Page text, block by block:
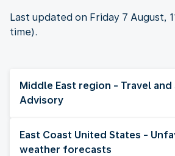
Last updated on Friday 7 August,
time).
Middle East region - Travel
Advisory
East Coast United States -
weather forecasts